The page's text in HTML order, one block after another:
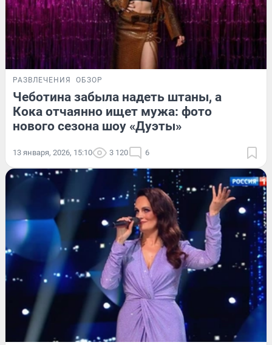
РАЗВЛЕЧЕНИЯ ОБЗОР
Чеботина забыла надеть штаны, а
Кока отчаянно ищет мужа: фото
нового сезона шоу «Дуэты»
13 января, 2026, 15:10 3 120 6